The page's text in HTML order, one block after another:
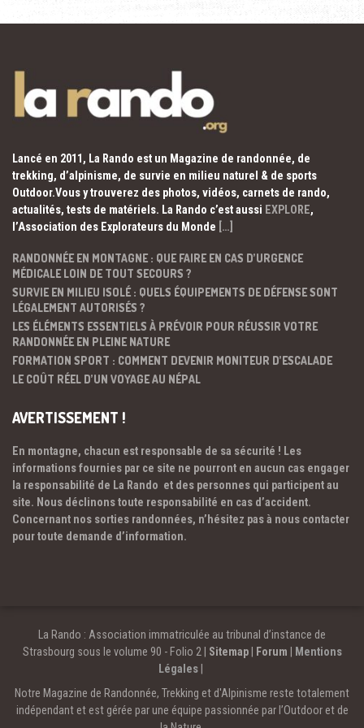
Lancé en 2011, La Rando est un Magazine de randonnée, de
trekking, d’alpinisme, de survie en milieu naturel & de sports
Outdoor.Vous y trouverez des photos, vidéos, carnets de rando,
actualités, tests de matériels. La Rando c’est aussi EXPLORE,
l’Association des Explorateurs du Monde […]
RANDONNÉE EN MONTAGNE : QUE FAIRE EN CAS D’URGENCE
MÉDICALE LOIN DE TOUT SECOURS ?
SURVIE EN MILIEU ISOLÉ : QUELS ÉQUIPEMENTS DE DÉFENSE SONT
LÉGALEMENT AUTORISÉS ?
LES ÉLÉMENTS ESSENTIELS À PRÉVOIR POUR RÉUSSIR VOTRE
RANDONNÉE EN PLEINE NATURE
FORMATION SPORT : COMMENT DEVENIR MONITEUR D’ESCALADE
LE COÛT RÉEL D’UN VOYAGE AU NÉPAL
AVERTISSEMENT !
En montagne, chacun est responsable de sa sécurité ! Les
informations fournies par ce site ne pourront en aucun cas engager
la responsabilité de La Rando et des personnes qui participent au
site. Nous déclinons toute responsabilité en cas d’accident.
Concernant nos sorties randonnées, n’hésitez pas à nous contacter
pour toute demande d’information.
La Rando : Association immatriculée au tribunal d’instance de
Strasbourg sous le volume 90 - Folio 2 | Sitemap| Forum
Mentions
Légales
Notre Magazine de Randonnée, Trekking et d'Alpinisme reste totalement
indépendant et est gérée par une équipe passionnée par l’Outdoor et de